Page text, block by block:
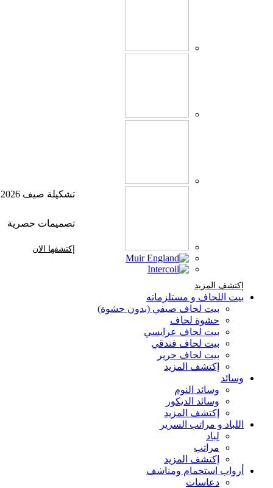
إكتشف المزيد
تشكيلة صيف 2026
تصميمات حصرية
إكتشفها الان
بيت اللحاف و مستلزماته
بيت لحاف صيفي (بدون حشوة)
حشوة لحاف
بيت لحاف عرايسي
بيت لحاف فندقي
بيت لحاف حرير
إكتشف المزيد
وسائد
وسائد النوم
وسائد الديكور
إكتشف المزيد
اللباد و مراتب السرير
لباد
مراتب
إكتشف المزيد
أرواب استحمام ومناشف
دعاسات